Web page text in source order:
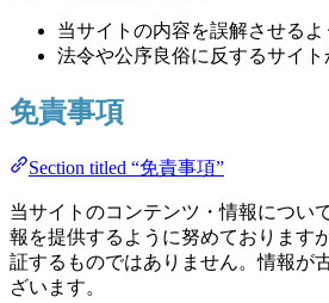
当サイトの内容を誤解させる
法令や公序良俗に反するサイト
免責事項
Section titled “免責事項”
当サイトのコンテンツ・情報につい
報を提供するように努めております
証するものではありません。情報が
ざいます。